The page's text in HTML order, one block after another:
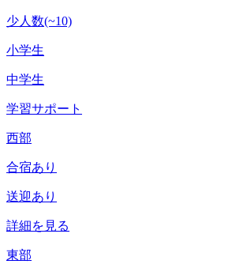
少人数(~10)
小学生
中学生
学習サポート
西部
合宿あり
送迎あり
詳細を見る
東部